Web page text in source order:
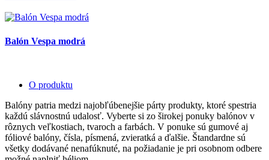
Balón Vespa modrá
O produktu
Balóny patria medzi najobľúbenejšie párty produkty, ktoré spestria
každú slávnostnú udalosť. Vyberte si zo širokej ponuky balónov v
rôznych veľkostiach, tvaroch a farbách. V ponuke sú gumové aj
fóliové balóny, čísla, písmená, zvieratká a ďalšie. Štandardne sú
všetky dodávané nenafúknuté, na požiadanie je pri osobnom odbere